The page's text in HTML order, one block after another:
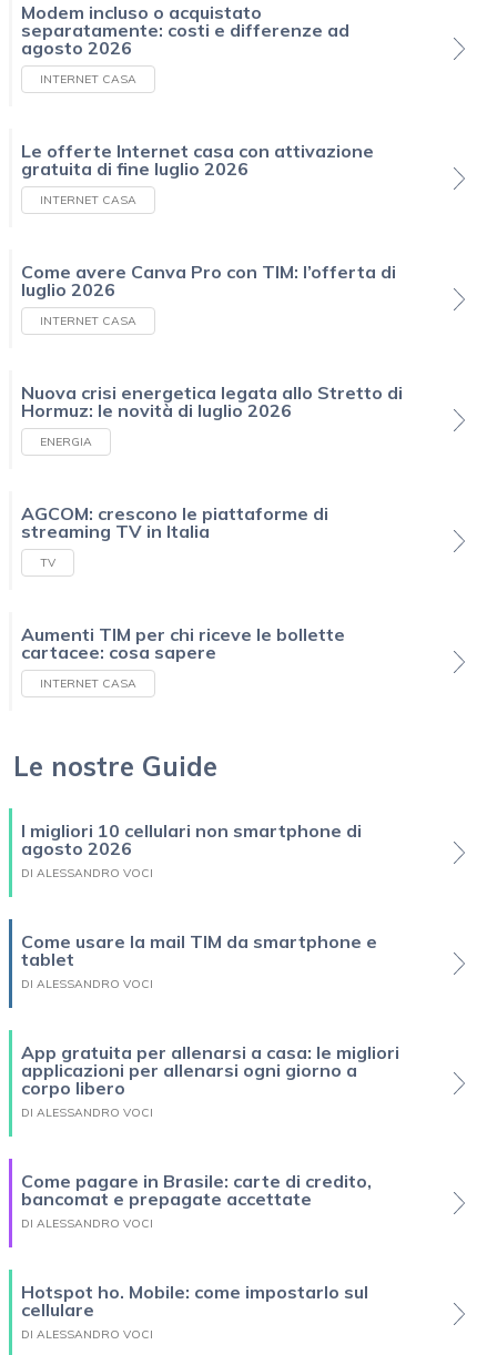
Modem incluso o acquistato
separatamente: costi e differenze ad
agosto 2026
INTERNET CASA
Le offerte Internet casa con attivazione
gratuita di fine luglio 2026
INTERNET CASA
Come avere Canva Pro con TIM: l’offerta di
luglio 2026
INTERNET CASA
Nuova crisi energetica legata allo Stretto di
Hormuz: le novità di luglio 2026
ENERGIA
AGCOM: crescono le piattaforme di
streaming TV in Italia
TV
Aumenti TIM per chi riceve le bollette
cartacee: cosa sapere
INTERNET CASA
Le nostre Guide
I migliori 10 cellulari non smartphone di
agosto 2026
DI ALESSANDRO VOCI
Come usare la mail TIM da smartphone e
tablet
DI ALESSANDRO VOCI
App gratuita per allenarsi a casa: le migliori
applicazioni per allenarsi ogni giorno a
corpo libero
DI ALESSANDRO VOCI
Come pagare in Brasile: carte di credito,
bancomat e prepagate accettate
DI ALESSANDRO VOCI
Hotspot ho. Mobile: come impostarlo sul
cellulare
DI ALESSANDRO VOCI